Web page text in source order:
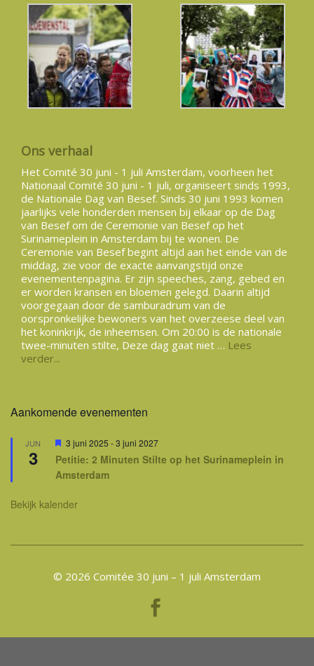
Ons verhaal
Het Comité 30 juni - 1 juli Amsterdam, voorheen het
Nationaal Comité 30 juni - 1 juli, organiseert sinds 1993,
de Nationale Dag van Besef. Sinds 30 juni 1993 komen
jaarlijks vele honderden mensen bij elkaar op de Dag
van Besef om de Ceremonie van Besef op het
Surinameplein in Amsterdam bij te wonen. De
Ceremonie van Besef begint altijd aan het einde van de
middag, zie voor de exacte aanvangstijd onze
evenementenpagina. Er zijn speeches, zang, gebed en
er worden kransen en bloemen gelegd. Daarin altijd
voorgegaan door de samburadrum van de
oorspronkelijke bewoners van het overzeese deel van
het koninkrijk, de inheemsen. Om 20:00 is de nationale
twee-minuten stilte, Deze dag gaat niet … Lees
verder...
Aankomende evenementen
JUN
3
Uitgelicht
3 juni 2025 -3 juni 2027
Petitie: 2 Minuten Stilte op het Surinameplein in
Amsterdam
Bekijk kalender
© 2026 Comitée 30 juni – 1 juli Amsterdam